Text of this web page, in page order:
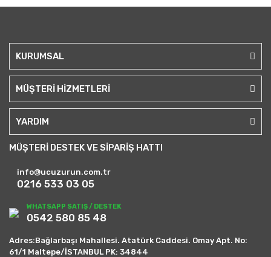
KURUMSAL
MÜŞTERİ HİZMETLERİ
YARDIM
MÜŞTERİ DESTEK VE SİPARİŞ HATTI
info@ucuzurun.com.tr
0216 533 03 05
WHATSAPP SATIŞ / DESTEK
0542 580 85 48
Adres:Bağlarbaşı Mahallesi. Atatürk Caddesi. Omay Apt. No:
61/1 Maltepe/İSTANBUL PK: 34844